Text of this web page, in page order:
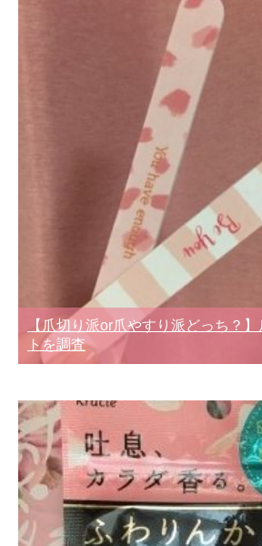
【爪切り派or爪やすり派どっち？
トを調査